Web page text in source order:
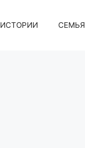
ИСТОРИИ СЕМЬЯ